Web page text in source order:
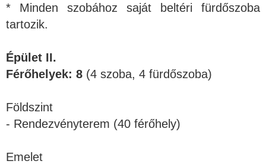
* Minden szobához saját beltéri fürdőszoba
tartozik.
Épület II.
Férőhelyek: 8 (4 szoba, 4 fürdőszoba)
Földszint
- Rendezvényterem (40 férőhely)
Emelet